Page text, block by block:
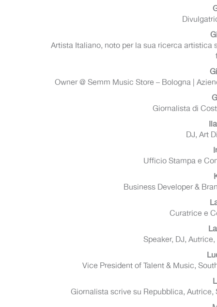
Artista Italiano, noto per la sua ricerca artistica
Owner @ Semm Music Store – Bologna |
Giornalista di
DJ, Art
Ufficio Stampa e
Business Developer &
Curatrice e
Speaker, DJ,
Vice President of Talent & Music,
Giornalista scrive su Repubblica,